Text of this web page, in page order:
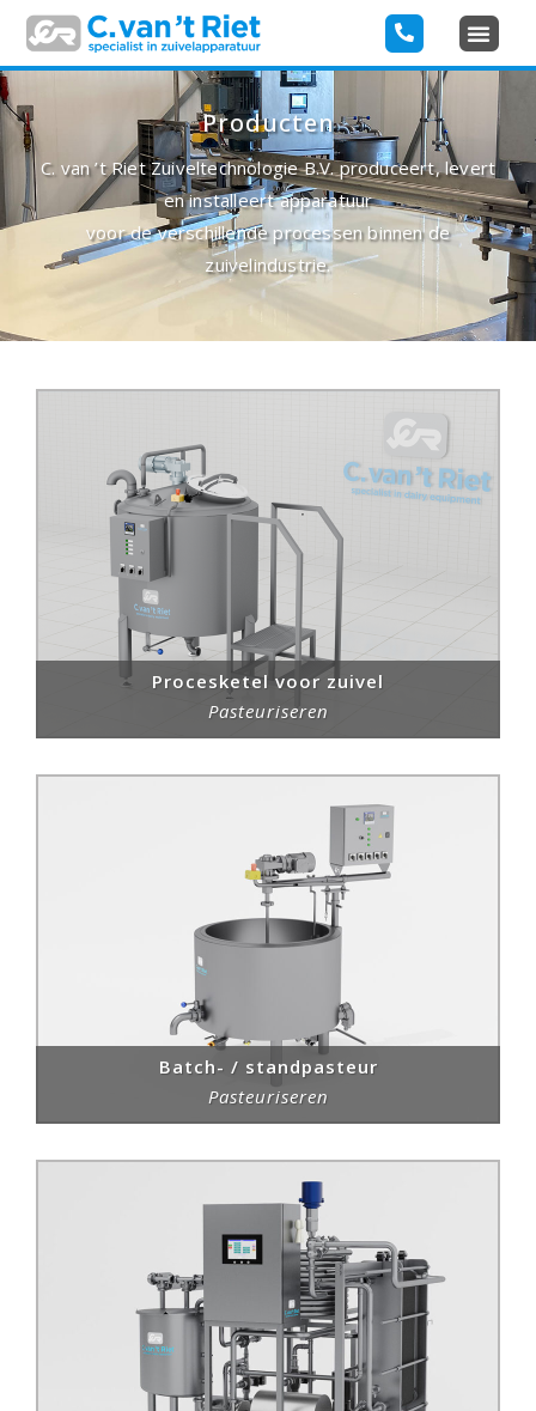
Producten
C. van ’t Riet Zuiveltechnologie B.V. produceert, levert
en installeert apparatuur
voor de verschillende processen binnen de
zuivelindustrie.
Procesketel voor zuivel
Pasteuriseren
Batch- / standpasteur
Pasteuriseren